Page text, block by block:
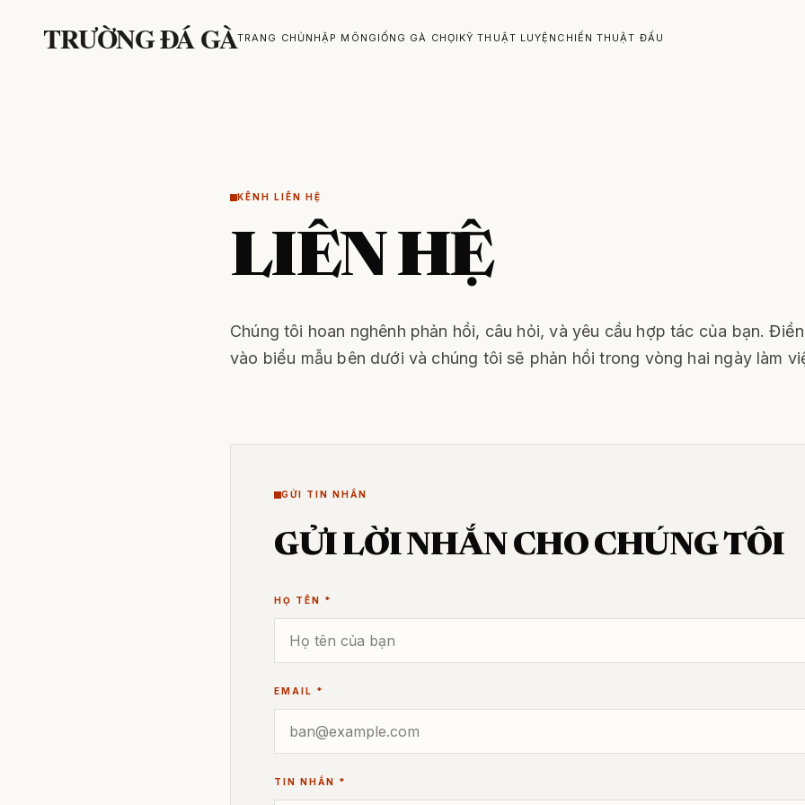
TRƯỜNG ĐÁ GÀTRANG CHỦNHẬP MÔN GIỐNG GÀ CHỌI KỸ THUẬT LUYỆN CHIẾN THUẬT ĐẤU
KÊNH LIÊN HỆ
LIÊN HỆ
Chúng tôi hoan nghênh phản hồi, câu hỏi, và yêu cầu hợp tác của bạn. Điền
vào biểu mẫu bên dưới và chúng tôi sẽ phản hồi trong vòng hai ngày làm
GỬI TIN NHẮN
GỬI LỜI NHẮN CHO CHÚNG TÔI
HỌ TÊN *
EMAIL *
TIN NHẮN *